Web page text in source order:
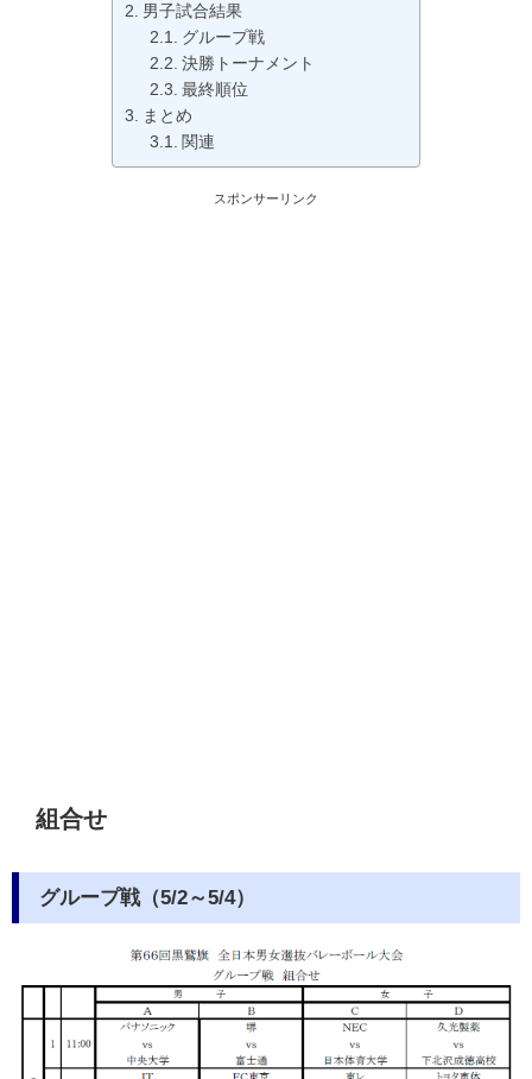
男子試合結果
グループ戦
決勝トーナメント
最終順位
まとめ
関連
スポンサーリンク
組合せ
グループ戦（5/2～5/4）